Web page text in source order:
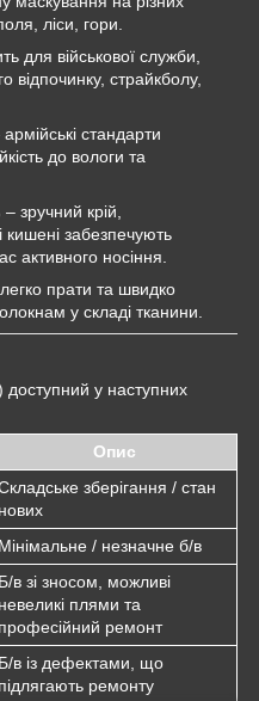
ліси, гори.
для військової служби,
відпочинку, страйкболу,
армійські стандарти
до вологи та
– зручний крій,
кишені забезпечують
активного носіння.
легко прати та швидко
у складі тканини.
у наступних
Опис
зберігання / стан
нових
Мінімальне / незначне б/в
Б/в зі зносом, можливі
невеликі плями та
професійний ремонт
Б/в із дефектами, що
підлягають ремонту